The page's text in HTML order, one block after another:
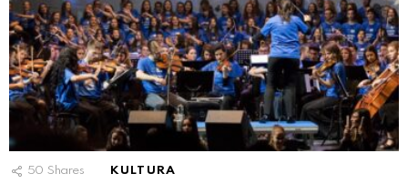
50 Shares KULTURA